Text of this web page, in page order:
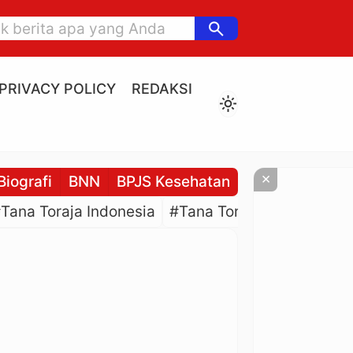
search
PRIVACY POLICY
REDAKSI
light_mode
BNN BPJS Kesehatan BPJS
Toraja Indonesia #Tana Toraja Culture
×